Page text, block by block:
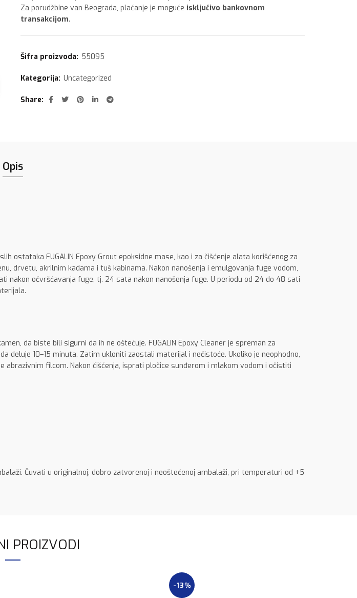
Za porudžbine van Beograda, plaćanje je moguće isključivo bankovnom
transakcijom.
Šifra proizvoda: 55095
Kategorija: Uncategorized
Share
Opis
ostataka FUGALIN Epoxy Grout epoksidne mase, kao i za čišćenje alata korišćenog za
drvetu, akrilnim kadama i tuš kabinama. Nakon nanošenja i emulgovanja fuge vodom,
nakon očvršćavanja fuge, tj. 24 sata nakon nanošenja fuge. U periodu od 24 do 48 sati
da biste bili sigurni da ih ne oštećuje. FUGALIN Epoxy Cleaner je spreman za
10–15 minuta. Zatim ukloniti zaostali materijal i nečistoće. Ukoliko je neophodno,
filcom. Nakon čišćenja, isprati pločice sunđerom i mlakom vodom i očistiti
Čuvati u originalnoj, dobro zatvorenoj i neoštećenoj ambalaži, pri temperaturi od +5
PROIZVODI
-13%